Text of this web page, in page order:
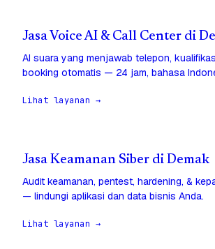
Jasa Voice AI & Call Center di
AI suara yang menjawab telepon,
booking otomatis — 24 jam, bahasa
Lihat layanan →
Jasa Keamanan Siber di Demak
Audit keamanan, pentest, hardening, &
— lindungi aplikasi dan data bisnis Anda.
Lihat layanan →